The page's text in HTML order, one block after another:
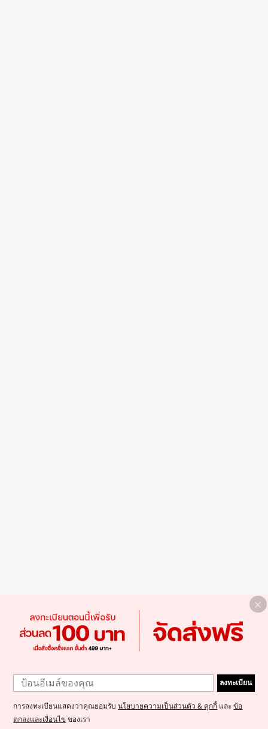
ลงทะเบียน
การลงทะเบียนแสดงว่าคุณยอมรับนโยบายความเป็นส่วนตัว & คุกกี้ และข้อ
ตกลงและเงื่อนไข ของเรา